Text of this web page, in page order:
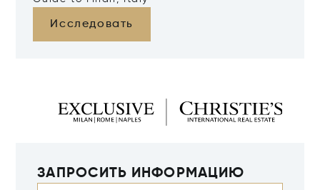
Исследовать
ЗАПРОСИТЬ ИНФОРМАЦИЮ